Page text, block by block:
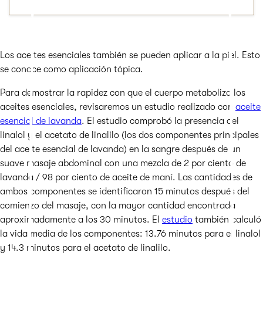
Los aceites esenciales también se pueden aplicar a la piel. Esto
se conoce como aplicación tópica.
Para demostrar la rapidez con que el cuerpo metaboliza los
aceites esenciales, revisaremos un estudio realizado con aceite
esencial de lavanda. El estudio comprobó la presencia del
linalol y el acetato de linalilo (los dos componentes principales
del aceite esencial de lavanda) en la sangre después de un
suave masaje abdominal con una mezcla de 2 por ciento de
lavanda / 98 por ciento de aceite de maní. Las cantidades de
ambos componentes se identificaron 15 minutos después del
comienzo del masaje, con la mayor cantidad encontrada
aproximadamente a los 30 minutos. El estudio también calculó
la vida media de los componentes: 13.76 minutos para el linalol
y 14.3 minutos para el acetato de linalilo.